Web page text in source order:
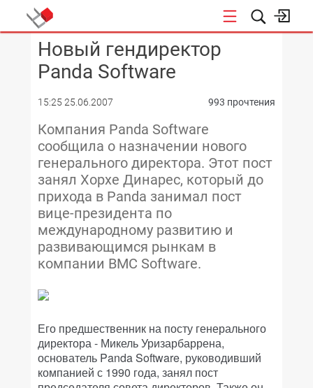
КОНФЕРЕНЦИИ
Новый гендиректор
Panda Software
15:25 25.06.2007 993 прочтения
Компания Panda Software
сообщила о назначении нового
генерального директора. Этот пост
занял Хорхе Динарес, который до
прихода в Panda занимал пост
вице-президента по
международному развитию и
развивающимся рынкам в
компании BMC Software.
Его предшественник на посту генерального
директора - Микель Уризарбаррена,
основатель Panda Software, руководивший
компанией с 1990 года, занял пост